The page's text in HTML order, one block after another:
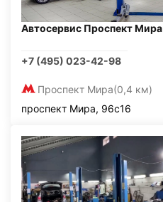
Автосервис Проспект Мира
+7 (495) 023-42-98
Проспект Мира(0,4 км)
проспект Мира, 96с16